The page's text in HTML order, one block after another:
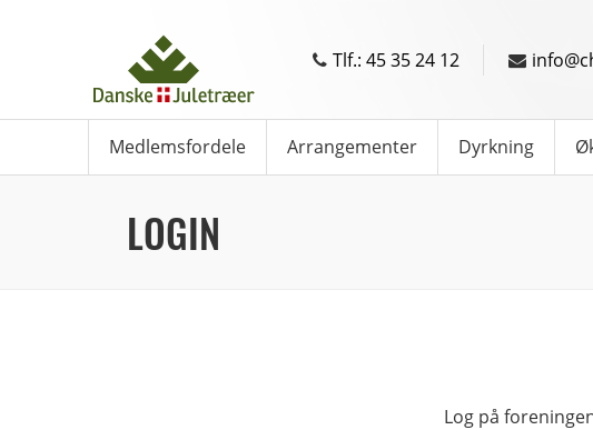
Tlf.: 45 35 24 12
Medlemsfordele Arrangementer Dyrkning
LOGIN
Log på